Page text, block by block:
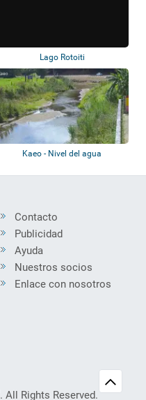
Lago Rotoiti
Kaeo - Nivel del agua
Contacto
Publicidad
Ayuda
Nuestros socios
Enlace con nosotros
. All Rights Reserved.